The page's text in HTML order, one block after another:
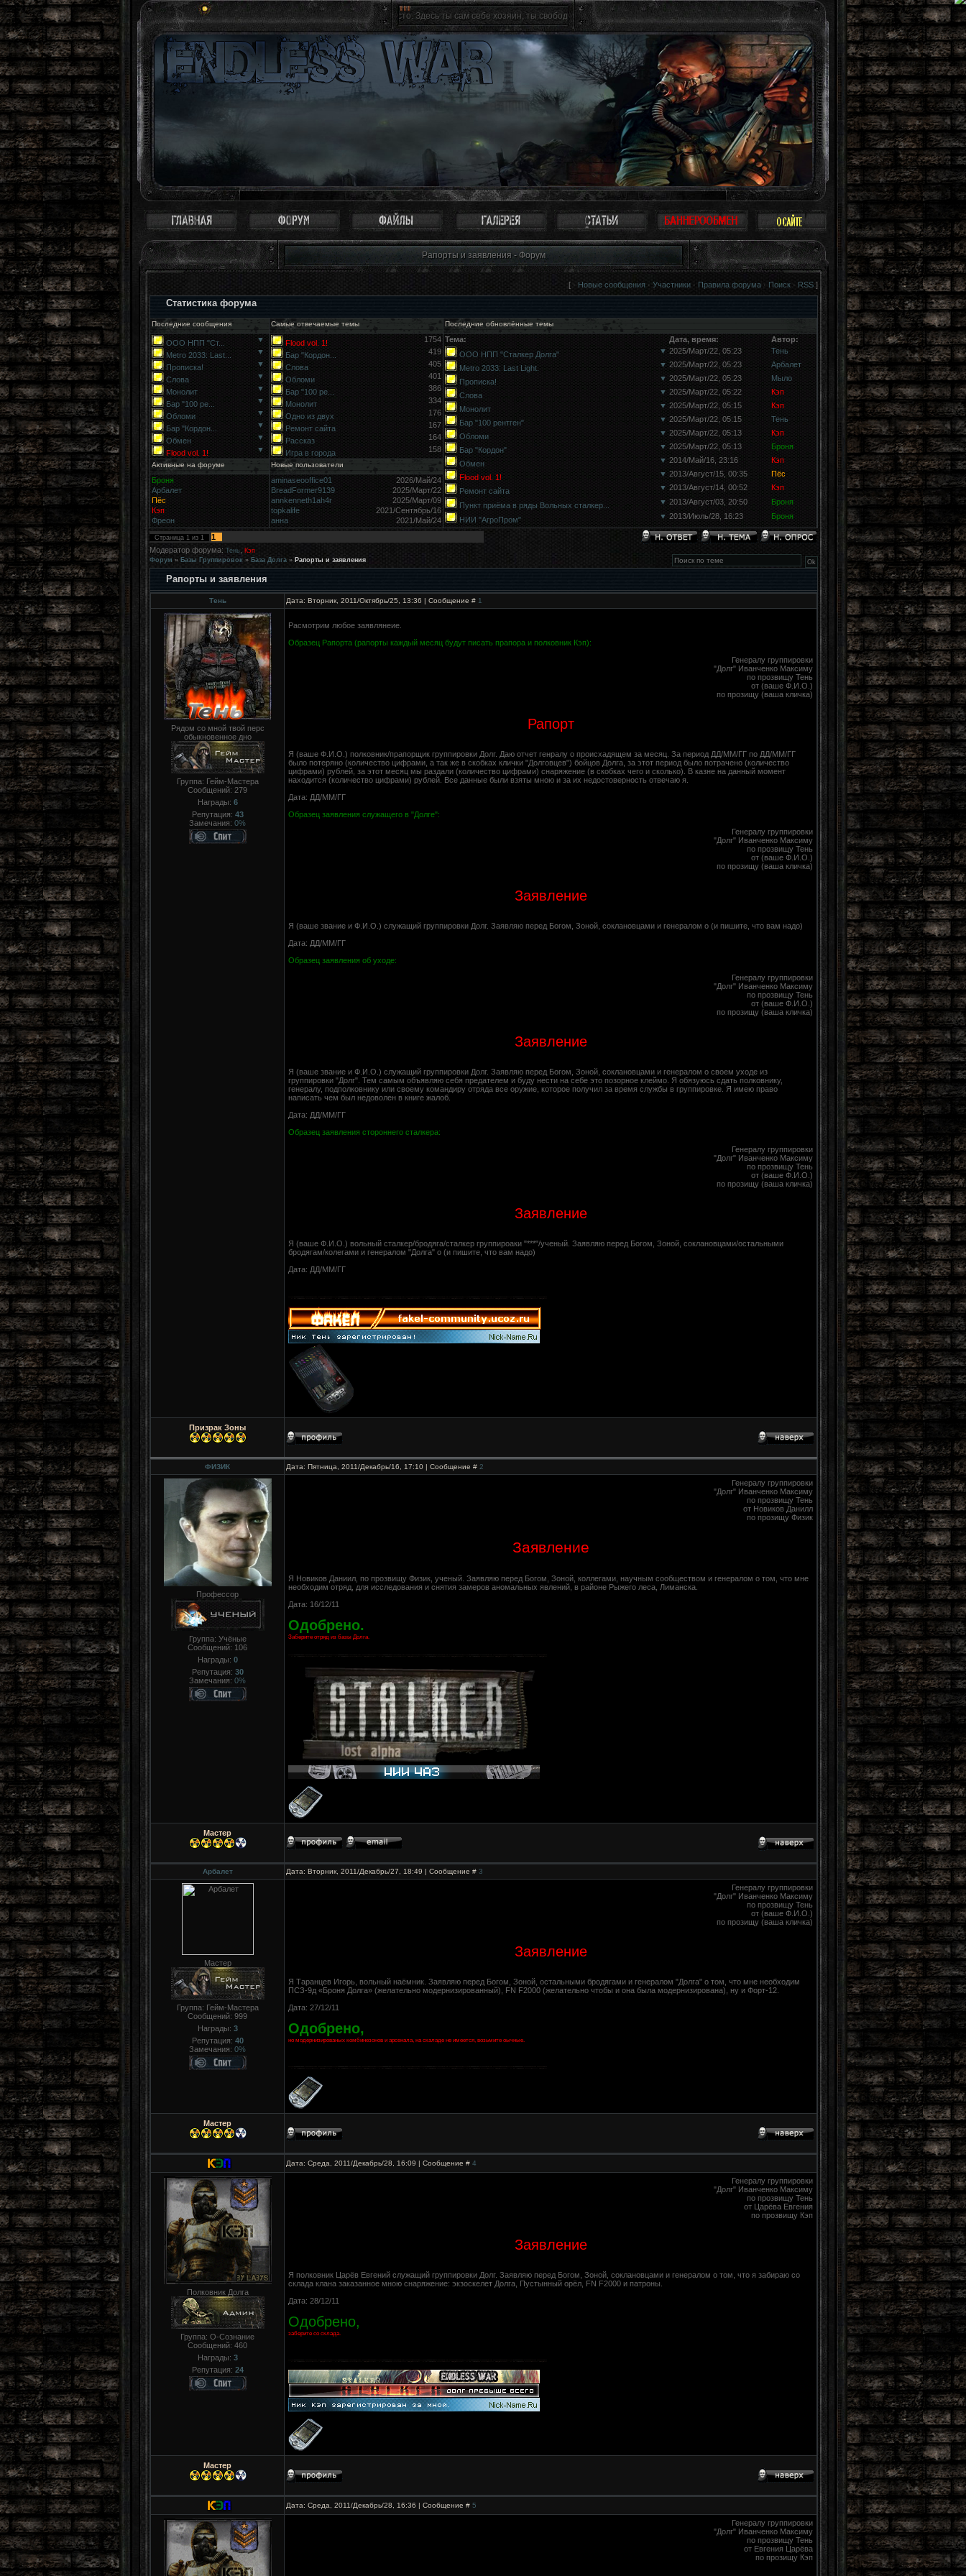
Зона - это святое место. Здесь ты сам себе хозяин, ты свободен как птица. Можно не воспринимать Зону всерьез, многие так и поступают: просто прогулка,
Рапорты и заявления - Форум
[ · Новые сообщения · Участники · Правила форума · Поиск · RSS ]
Статистика форума
Последние сообщения Самые отвечаемые темы Последние обновлённые темы
ООО НПП "Ст...
▼
Metro 2033: Last...
▼
Прописка!
▼
Слова
▼
Монолит
▼
Бар "100 ре...
▼
Обломи
▼
Бар "Кордон...
▼
Обмен
▼
Flood vol. 1!
▼
Flood vol. 1!
1754
Бар "Кордон...
419
Слова
405
Обломи
401
Бар "100 ре...
386
Монолит
334
Одно из двух
176
Ремонт сайта
167
Рассказ
164
Игра в города
158
Тема: Дата, время:
Автор:
ООО НПП "Сталкер Долга"
▼ 2025/Март/22, 05:23
Тень
Metro 2033: Last Light.
▼ 2025/Март/22, 05:23
Арбалет
Прописка!
▼ 2025/Март/22, 05:23
Мыло
Слова
▼ 2025/Март/22, 05:22
Кэп
Монолит
▼ 2025/Март/22, 05:15
Кэп
Бар "100 рентген"
▼ 2025/Март/22, 05:15
Тень
Обломи
▼ 2025/Март/22, 05:13
Кэп
Бар "Кордон"
▼ 2025/Март/22, 05:13
Броня
Обмен
▼ 2014/Май/16, 23:16
Кэп
Flood vol. 1!
▼ 2013/Август/15, 00:35
Пёс
Ремонт сайта
▼ 2013/Август/14, 00:52 Кэп
Пункт приёма в ряды Вольных сталкер... ▼ 2013/Август/03, 20:50 Броня
НИИ "АгроПром" ▼ 2013/Июль/28, 16:23 Броня
Активные на форуме Новые пользователи
Броня
Арбалет
Пёс
Кэп
Фреон
aminaseooffice01
2026/Май/24
BreadFormer9139
2025/Март/22
annkenneth1ah4r
2025/Март/09
topkalife
2021/Сентябрь/16
анна
2021/Май/24
Страница 1 из 1
1
Модератор форума: Тень
Кэп
Форум » Базы Группировок » База Долга » Рапорты и заявления
Рапорты и заявления
Тень Дата: Вторник, 2011/Октябрь/25, 13:36 | Сообщение # 1
Рядом со мной твой перс
обыкновенное дно
Группа: Гейм-Мастера
Сообщений: 279
Награды: 6
Репутация: 43
Замечания: 0%
Расмотрим любое заявлянеие.
Образец Рапорта (рапорты каждый месяц будут писать прапора и полковник Кэп):
Генералу группировки
"Долг" Иванченко Максиму
по прозвищу Тень
от (ваше Ф.И.О.)
по прозищу (ваша кличка)
Рапорт
Я (ваше Ф.И.О.) полковник/прапорщик группировки Долг. Даю отчет генралу о происхадящем за месяц. За период ДД/ММ/ГГ по ДД/ММ/ГГ
было потеряно (количество цифрами, а так же в скобках клички "Долговцев") бойцов Долга, за этот период было потрачено (количество
цифрами) рублей, за этот месяц мы раздали (количество цифрами) снаряжение (в скобках чего и сколько). В казне на данный момент
находится (количество цифрами) рублей. Все данные были взяты мною и за их недостоверность отвечаю я.
Дата: ДД/ММ/ГГ
Образец заявления служащего в "Долге":
Генералу группировки
"Долг" Иванченко Максиму
по прозвищу Тень
от (ваше Ф.И.О.)
по прозищу (ваша кличка)
Заявление
Я (ваше звание и Ф.И.О.) служащий группировки Долг. Заявляю перед Богом, Зоной, соклановцами и генералом о (и пишите, что вам надо)
Дата: ДД/ММ/ГГ
Образец заявления об уходе:
Генералу группировки
"Долг" Иванченко Максиму
по прозвищу Тень
от (ваше Ф.И.О.)
по прозищу (ваша кличка)
Заявление
Я (ваше звание и Ф.И.О.) служащий группировки Долг. Заявляю перед Богом, Зоной, соклановцами и генералом о своем уходе из
группировки "Долг". Тем самым объявляю себя предателем и буду нести на себе это позорное клеймо. Я обязуюсь сдать полковнику,
генералу, подполковнику или своему командиру отряда все оружие, которое получил за время службы в группировке. Я имею право
написать чем был недоволен в книге жалоб.
Дата: ДД/ММ/ГГ
Образец заявления стороннего сталкера:
Генералу группировки
"Долг" Иванченко Максиму
по прозвищу Тень
от (ваше Ф.И.О.)
по прозищу (ваша кличка)
Заявление
Я (ваше Ф.И.О.) вольный сталкер/бродяга/сталкер группироаки "***"/ученый. Заявляю перед Богом, Зоной, соклановцами/остальными
бродягам/колегами и генералом "Долга" о (и пишите, что вам надо)
Дата: ДД/ММ/ГГ
Призрак Зоны
ФИЗИК Дата: Пятница, 2011/Декабрь/16, 17:10 | Сообщение # 2
Профессор
Группа: Учёные
Сообщений: 106
Награды: 0
Репутация: 30
Замечания: 0%
Генералу группировки
"Долг" Иванченко Максиму
по прозвищу Тень
от Новиков Данилл
по прозищу Физик
Заявление
Я Новиков Даниил, по прозвищу Физик, ученый. Заявляю перед Богом, Зоной, коллегами, научным сообществом и генералом о том, что мне
необходим отряд, для исследования и снятия замеров аномальных явлений, в районе Рыжего леса, Лиманска.
Дата: 16/12/11
Одобрено.
Заберите отряд из базы Долга.
Мастер
Арбалет Дата: Вторник, 2011/Декабрь/27, 18:49 | Сообщение # 3
Мастер
Группа: Гейм-Мастера
Сообщений: 999
Награды: 3
Репутация: 40
Замечания: 0%
Генералу группировки
"Долг" Иванченко Максиму
по прозвищу Тень
от (ваше Ф.И.О.)
по прозищу (ваша кличка)
Заявление
Я Таранцев Игорь, вольный наёмник. Заявляю перед Богом, Зоной, остальными бродягами и генералом "Долга" о том, что мне необходим
ПСЗ-9д «Броня Долга» (желательно модернизированный), FN F2000 (желательно чтобы и она была модернизирована), ну и Форт-12.
Дата: 27/12/11
Одобрено,
но модернизированых комбинезонов и арсенала, на скаладе не имеется, возьмите оычные.
Мастер
Дата: Среда, 2011/Декабрь/28, 16:09 | Сообщение # 4
Полковник Долга
Группа: О-Сознание
Сообщений: 460
Награды: 3
Репутация: 24
Генералу группировки
"Долг" Иванченко Максиму
по прозвищу Тень
от Царёва Евгения
по прозвищу Кэп
Заявление
Я полковник Царёв Евгений служащий группировки Долг. Заявляю перед Богом, Зоной, соклановцами и генералом о том, что я забираю со
склада клана заказанное мною снаряжение: экзоскелет Долга, Пустынный орёл, FN F2000 и патроны.
Дата: 28/12/11
Одобрено,
заберите со склада.
Мастер
Дата: Среда, 2011/Декабрь/28, 16:36 | Сообщение # 5
Генералу группировки
"Долг" Иванченко Максиму
по прозвищу Тень
от Евгения Царёва
по прозищу Кэп